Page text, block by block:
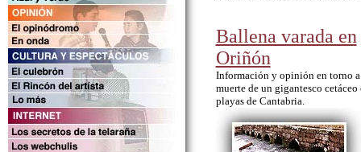
Ballena varada en
Oriñón
Información y opinión en torno
muerte de un gigantesco cetáceo
playas de Cantabria.